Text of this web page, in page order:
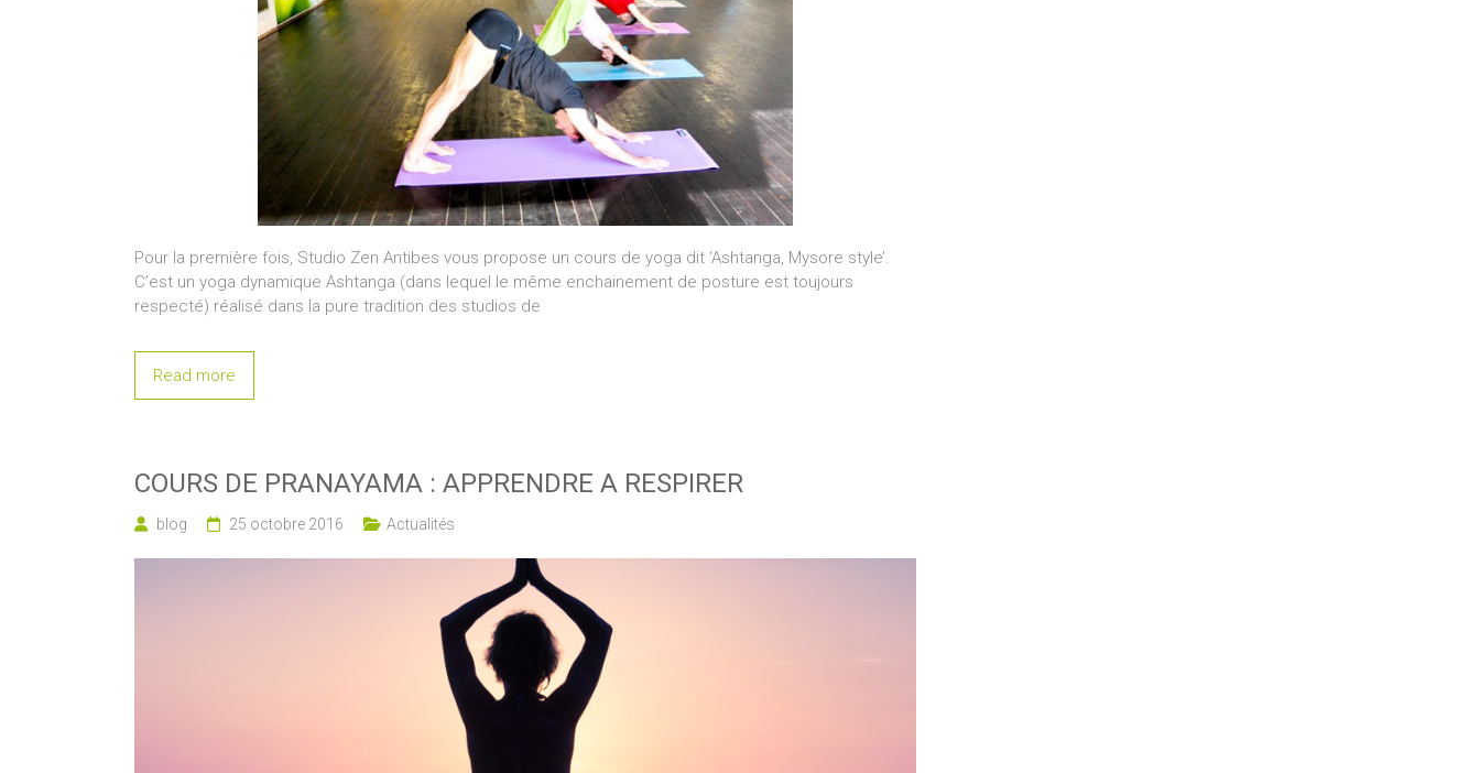
Pour la première fois, Studio Zen Antibes vous propose un cours de yoga dit ‘Ashtanga, Mysore style’.
C’est un yoga dynamique Ashtanga (dans lequel le même enchainement de posture est toujours
respecté) réalisé dans la pure tradition des studios de
Read more
COURS DE PRANAYAMA : APPRENDRE A RESPIRER
blog 25 octobre 2016 Actualités